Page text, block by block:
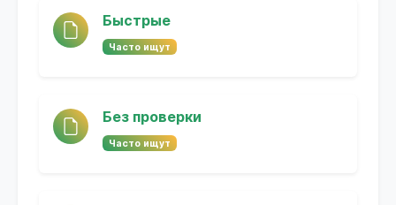
Быстрые
Часто ищут
Без проверки
Часто ищут